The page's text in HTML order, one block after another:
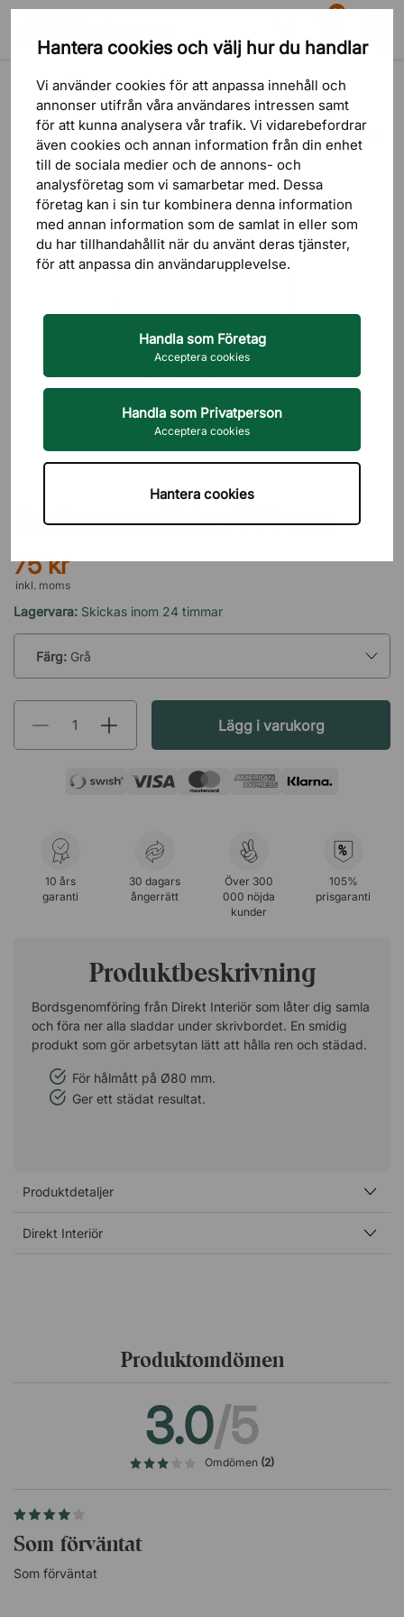
Hantera cookies och välj hur du handlar
Vi använder cookies för att anpassa innehåll och
annonser utifrån våra användares intressen samt
för att kunna analysera vår trafik. Vi vidarebefordrar
även cookies och annan information från din enhet
till de sociala medier och de annons- och
analysföretag som vi samarbetar med. Dessa
företag kan i sin tur kombinera denna information
med annan information som de samlat in eller som
du har tillhandahållit när du använt deras tjänster,
för att anpassa din användarupplevelse.
Handla som Företag
Acceptera cookies
Handla som Privatperson
Acceptera cookies
Hantera cookies
Sök
81
Varukorg Meny
2 omdömen
Bordsgenomföring Ø80 mm
75 kr
inkl. moms
Lagervara: Skickas inom 24 timmar
Färg: Grå
Lägg i varukorg
10 års
garanti
30 dagars
ångerrätt
Över 300
000 nöjda
kunder
%
105%
prisgaranti
Produktbeskrivning
Bordsgenomföring från Direkt Interiör som låter dig samla
och föra ner alla sladdar under skrivbordet. En smidig
produkt som gör arbetsytan lätt att hålla ren och städad.
För hålmått på Ø80 mm.
Ger ett städat resultat.
Produktdetaljer
Direkt Interiör
Produktomdömen
3.0/5
Omdömen (2)
Som förväntat
Som förväntat